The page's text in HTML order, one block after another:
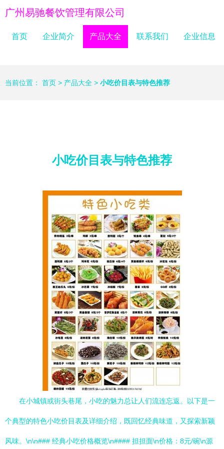
广州易驰餐饮管理有限公司
首页 企业简介 产品大全 联系我们 企业信息
当前位置： 首页 > 产品大全 > 小吃价目表与特色推荐
小吃价目表与特色推荐
在小城镇或街头巷尾，小吃的魅力总让人们流连忘返。以下是一
个典型的特色小吃价目表及详细介绍，既回忆经典味道，又探索新颖
风味。\n\n### 经典小吃价格概览\n#### 担担面\n价格：8元/碗\n源